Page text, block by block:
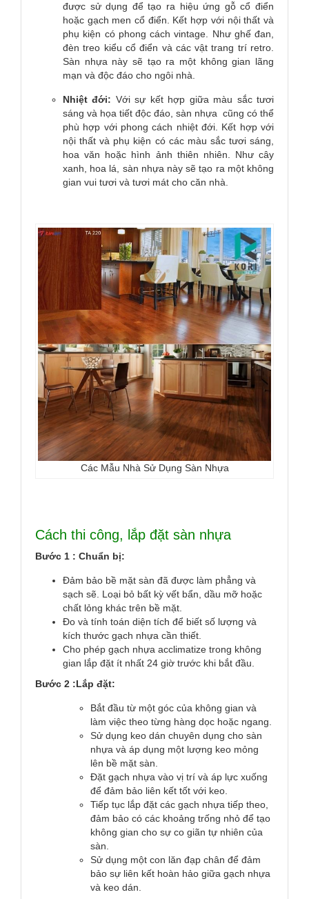
được sử dụng để tạo ra hiệu ứng gỗ cổ điển
hoặc gạch men cổ điển. Kết hợp với nội thất và
phụ kiện có phong cách vintage. Như ghế đan,
đèn treo kiểu cổ điển và các vật trang trí retro.
Sàn nhựa này sẽ tạo ra một không gian lãng
mạn và độc đáo cho ngôi nhà.
Nhiệt đới: Với sự kết hợp giữa màu sắc tươi
sáng và họa tiết độc đáo, sàn nhựa cũng có thể
phù hợp với phong cách nhiệt đới. Kết hợp với
nội thất và phụ kiện có các màu sắc tươi sáng,
hoa văn hoặc hình ảnh thiên nhiên. Như cây
xanh, hoa lá, sàn nhựa này sẽ tạo ra một không
gian vui tươi và tươi mát cho căn nhà.
Các Mẫu Nhà Sử Dụng Sàn Nhựa
Cách thi công, lắp đặt sàn nhựa
Bước 1 : Chuẩn bị:
Đảm bảo bề mặt sàn đã được làm phẳng và
sạch sẽ. Loại bỏ bất kỳ vết bẩn, dầu mỡ hoặc
chất lỏng khác trên bề mặt.
Đo và tính toán diện tích để biết số lượng và
kích thước gạch nhựa cần thiết.
Cho phép gạch nhựa acclimatize trong không
gian lắp đặt ít nhất 24 giờ trước khi bắt đầu.
Bước 2 :Lắp đặt:
Bắt đầu từ một góc của không gian và
làm việc theo từng hàng dọc hoặc ngang.
Sử dụng keo dán chuyên dụng cho sàn
nhựa và áp dụng một lượng keo mỏng
lên bề mặt sàn.
Đặt gạch nhựa vào vị trí và áp lực xuống
để đảm bảo liên kết tốt với keo.
Tiếp tục lắp đặt các gạch nhựa tiếp theo,
đảm bảo có các khoảng trống nhỏ để tạo
không gian cho sự co giãn tự nhiên của
sàn.
Sử dụng một con lăn đạp chân để đảm
bảo sự liên kết hoàn hảo giữa gạch nhựa
và keo dán.